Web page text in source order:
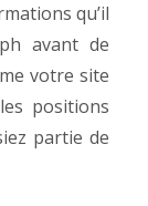
qu’il
avant de
votre site
positions
partie de